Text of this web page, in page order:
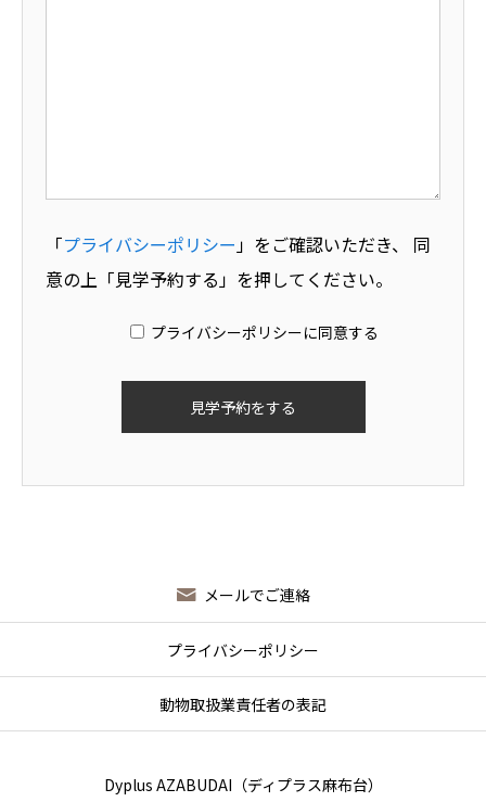
「プライバシーポリシー」をご確認いただき、 同
意の上「見学予約する」を押してください。
プライバシーポリシーに同意する
メールでご連絡
プライバシーポリシー
動物取扱業責任者の表記
Dyplus AZABUDAI（ディプラス麻布台）